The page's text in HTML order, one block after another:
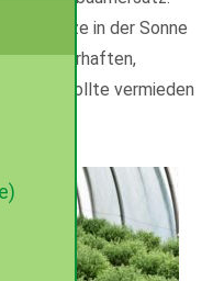
Pflanze in der Sonne
nahrhaften,
sollte vermieden